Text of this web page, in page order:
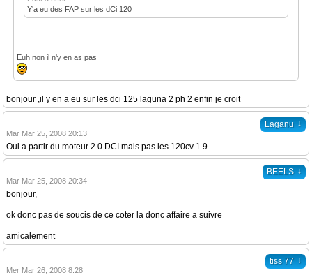
Y'a eu des FAP sur les dCi 120
Euh non il n'y en as pas
bonjour ,il y en a eu sur les dci 125 laguna 2 ph 2 enfin je croit
Laganu ↓
Mar Mar 25, 2008 20:13
Oui a partir du moteur 2.0 DCI mais pas les 120cv 1.9 .
BEELS ↓
Mar Mar 25, 2008 20:34
bonjour,
ok donc pas de soucis de ce coter la donc affaire a suivre
amicalement
tiss 77 ↓
Mer Mar 26, 2008 8:28